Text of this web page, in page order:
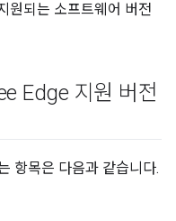
원되는 소프트웨어 버전
Edge 지원 버전
항목은 다음과 같습니다.